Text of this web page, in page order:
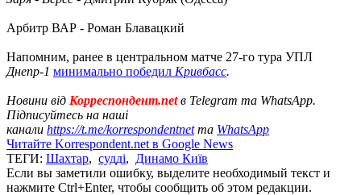
Арбитр ВАР - Роман Блавацкий
Напомним, ранее в центральном матче 27-го тура УПЛ
Днепр-1 минимально победил Кривбасс.
Новини від Корреспондент.netв Telegram та WhatsApp.
Підписуйтесь на наші
канали https://t.me/korrespondentnetта WhatsApp
Читайте Korrespondent.net в Google News
ТЕГИ: Шахтар, судді, Динамо Київ
Если вы заметили ошибку, выделите необходимый текст и
нажмите Ctrl+Enter, чтобы сообщить об этом редакции.